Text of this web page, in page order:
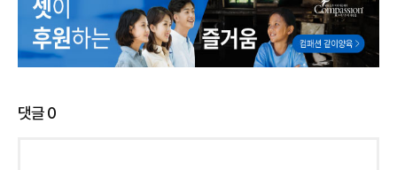
댓글0